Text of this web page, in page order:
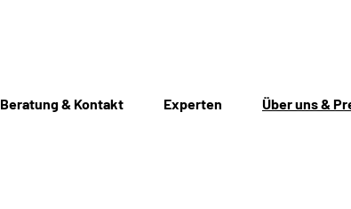
Beratung & Kontakt Experten Über uns &